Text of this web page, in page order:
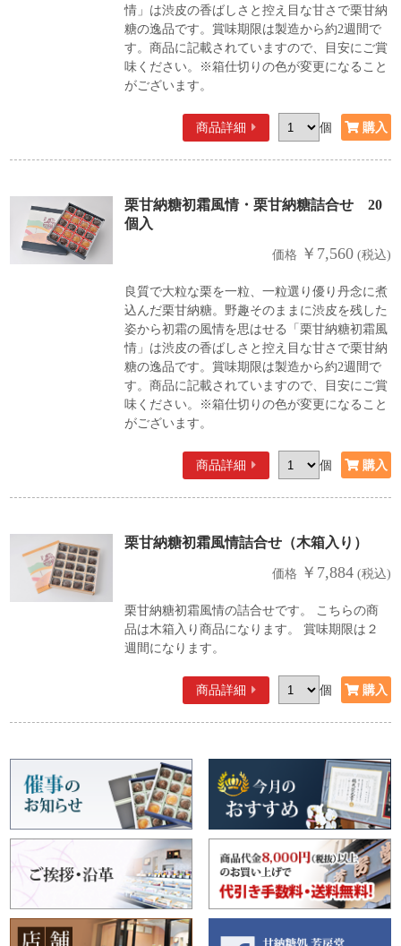
情」は渋皮の香ばしさと控え目な甘さで栗甘納
糖の逸品です。賞味期限は製造から約2週間で
す。商品に記載されていますので、目安にご賞
味ください。※箱仕切りの色が変更になること
がございます。
商品詳細 個
栗甘納糖初霜風情・栗甘納糖詰合せ 20
個入
価格 ￥7,560(税込)
良質で大粒な栗を一粒、一粒選り優り丹念に煮
込んだ栗甘納糖。野趣そのままに渋皮を残した
姿から初霜の風情を思はせる「栗甘納糖初霜風
情」は渋皮の香ばしさと控え目な甘さで栗甘納
糖の逸品です。賞味期限は製造から約2週間で
す。商品に記載されていますので、目安にご賞
味ください。※箱仕切りの色が変更になること
がございます。
商品詳細 個
栗甘納糖初霜風情詰合せ（木箱入り）
価格 ￥7,884(税込)
栗甘納糖初霜風情の詰合せです。 こちらの商
品は木箱入り商品になります。 賞味期限は２
週間になります。
商品詳細 個